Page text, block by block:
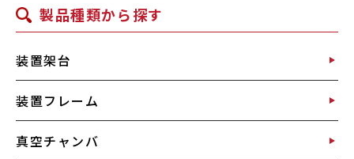
製品種類から探す
装置架台
装置フレーム
真空チャンバ